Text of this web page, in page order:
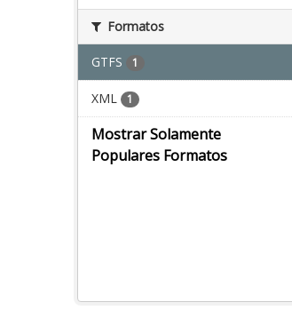
Formatos
GTFS 1
XML 1
Mostrar Solamente
Populares Formatos